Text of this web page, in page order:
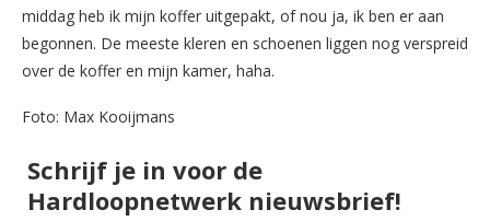
middag heb ik mijn koffer uitgepakt, of nou ja, ik ben er aan
begonnen. De meeste kleren en schoenen liggen nog verspreid
over de koffer en mijn kamer, haha.
Foto: Max Kooijmans
Schrijf je in voor de
Hardloopnetwerk nieuwsbrief!